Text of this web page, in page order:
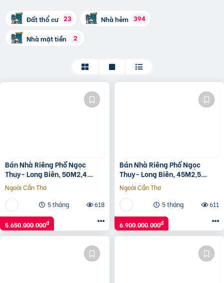
Đất thổ cư 23 Nhà hẻm 394
Nhà mặt tiền 2
Bán Nhà Riêng Phố Ngọc
Thụy- Long Biên, 50M2,4
Tầng,Mt 3.5M, 5.6 Tỷ.
Ngoài Cần Thơ
5 tháng
618
5.650.000.000đ
Bán Nhà Riêng Phố Ngọc
Thụy- Long Biên, 45M2,5
Tầng,Mt4M, 6.9 Tỷ.
Ngoài Cần Thơ
5 tháng
611
6.900.000.000đ